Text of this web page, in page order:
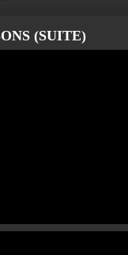
(SUITE)